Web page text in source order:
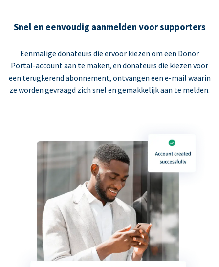
Snel en eenvoudig aanmelden voor supporters
Eenmalige donateurs die ervoor kiezen om een Donor
Portal-account aan te maken, en donateurs die kiezen voor
een terugkerend abonnement, ontvangen een e-mail waarin
ze worden gevraagd zich snel en gemakkelijk aan te melden.